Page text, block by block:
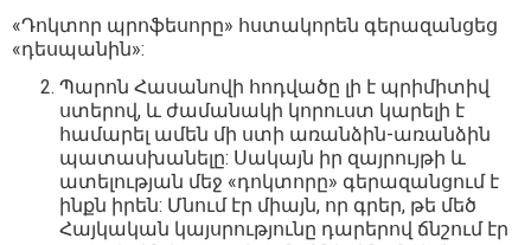
«Դոկտոր պրոֆեսորը» հստակորեն գերազանցեց
«դեսպանին»:
Պարոն Հասանովի հոդվածը լի է պրիմիտիվ
ստերով, և ժամանակի կորուստ կարելի է
համարել ամեն մի ստի առանձին-առանձին
պատասխանելը: Սակայն իր զայրույթի և
ատելության մեջ «դոկտորը» գերազանցում է
ինքն իրեն: Մնում էր միայն, որ գրեր, թե մեծ
Հայկական կայսրությունը դարերով ճնշում էր